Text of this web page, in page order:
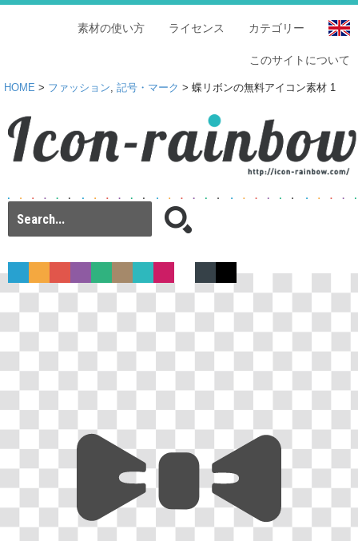
カテゴリー
ライセンス
素材の使い方
このサイトについて
HOME > ファッション, 記号・マーク > 蝶リボンの無料アイコン素材 1